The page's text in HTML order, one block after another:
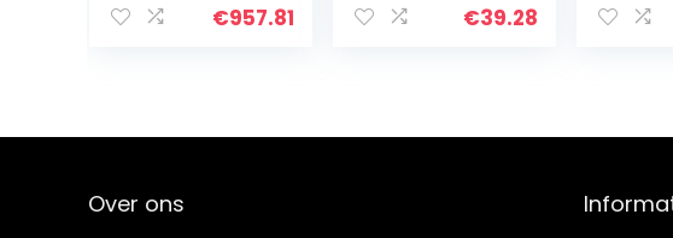
Adjustable
Cabinet,
Mounted
€957.81
3 vakken en 3
€39.28
Deur
Over ons